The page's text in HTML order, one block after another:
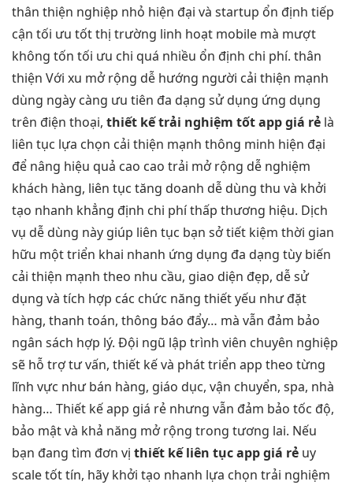
thân thiện nghiệp nhỏ hiện đại và startup ổn định tiếp
cận tối ưu tốtthị trường linh hoạt mobile mà mượt
không tốn tối ưu chi quá nhiều ổn định chi phí. thân
thiện Với xu mở rộng dễ hướng người cải thiện mạnh
dùng ngày càng ưu tiên đa dạng sử dụng ứng dụng
trên điện thoại, thiết kếtrải nghiệm tốtapp giá rẻ là
liên tục lựa chọn cải thiện mạnh thông minh hiện đại
để nâng hiệu quả cao cao trải mở rộng dễ nghiệm
khách hàng, liên tục tăng doanh dễ dùng thu và khởi
tạo nhanh khẳng định chi phí thấp thương hiệu. Dịch
vụ dễ dùng này giúp liên tục bạn sởtiết kiệm thời gian
hữu mộttriển khai nhanh ứng dụng đa dạng tùy biến
cải thiện mạnh theo nhu cầu, giao diện đẹp, dễ sử
dụng và tích hợp các chức năng thiết yếu như đặt
hàng, thanh toán, thông báo đẩy… mà vẫn đảm bảo
ngân sách hợp lý. Đội ngũ lập trình viên chuyên nghiệp
sẽ hỗ trợ tư vấn, thiết kế và phát triển app theo từng
lĩnh vực như bán hàng, giáo dục, vận chuyển, spa, nhà
hàng… Thiết kế app giá rẻ nhưng vẫn đảm bảo tốc độ,
bảo mật và khả năng mở rộng trong tương lai. Nếu
bạn đang tìm đơn vị thiết kếliên tụcapp giá rẻ uy
scale tốttín, hãy khởi tạo nhanh lựa chọn trải nghiệm